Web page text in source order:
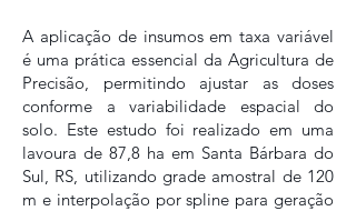
A aplicação de insumos em taxa variável
é uma prática essencial da Agricultura de
Precisão, permitindo ajustar as doses
conforme a variabilidade espacial do
solo. Este estudo foi realizado em uma
lavoura de 87,8 ha em Santa Bárbara do
Sul, RS, utilizando grade amostral de 120
m e interpolação por spline para geração